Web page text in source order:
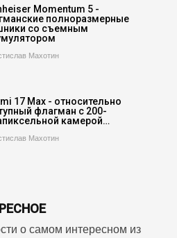
Momentum 5 -
полноразмерные
со съемным
Махотин
17 Max - относительно
флагман с 200-
камерой…
Махотин
о самом интересном из